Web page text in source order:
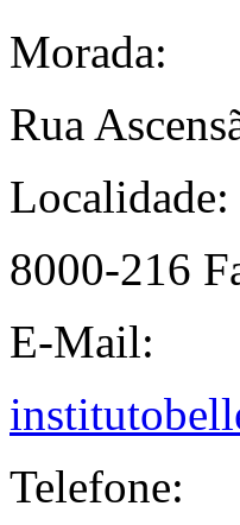
Morada:
Rua
Localidade:
8000-216
E-Mail:
Telefone: